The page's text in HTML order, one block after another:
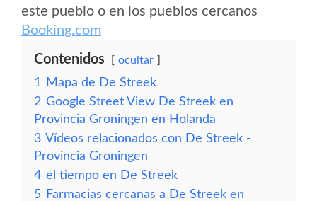
este pueblo o en los pueblos cercanos
Booking.com
Contenidos ocultar
1
Mapa de De Streek
2 Google Street View De Streek en
Provincia Groningen en Holanda
3 Vídeos relacionados con De Streek -
Provincia Groningen
4 el tiempo en De Streek
5 Farmacias cercanas a De Streek en